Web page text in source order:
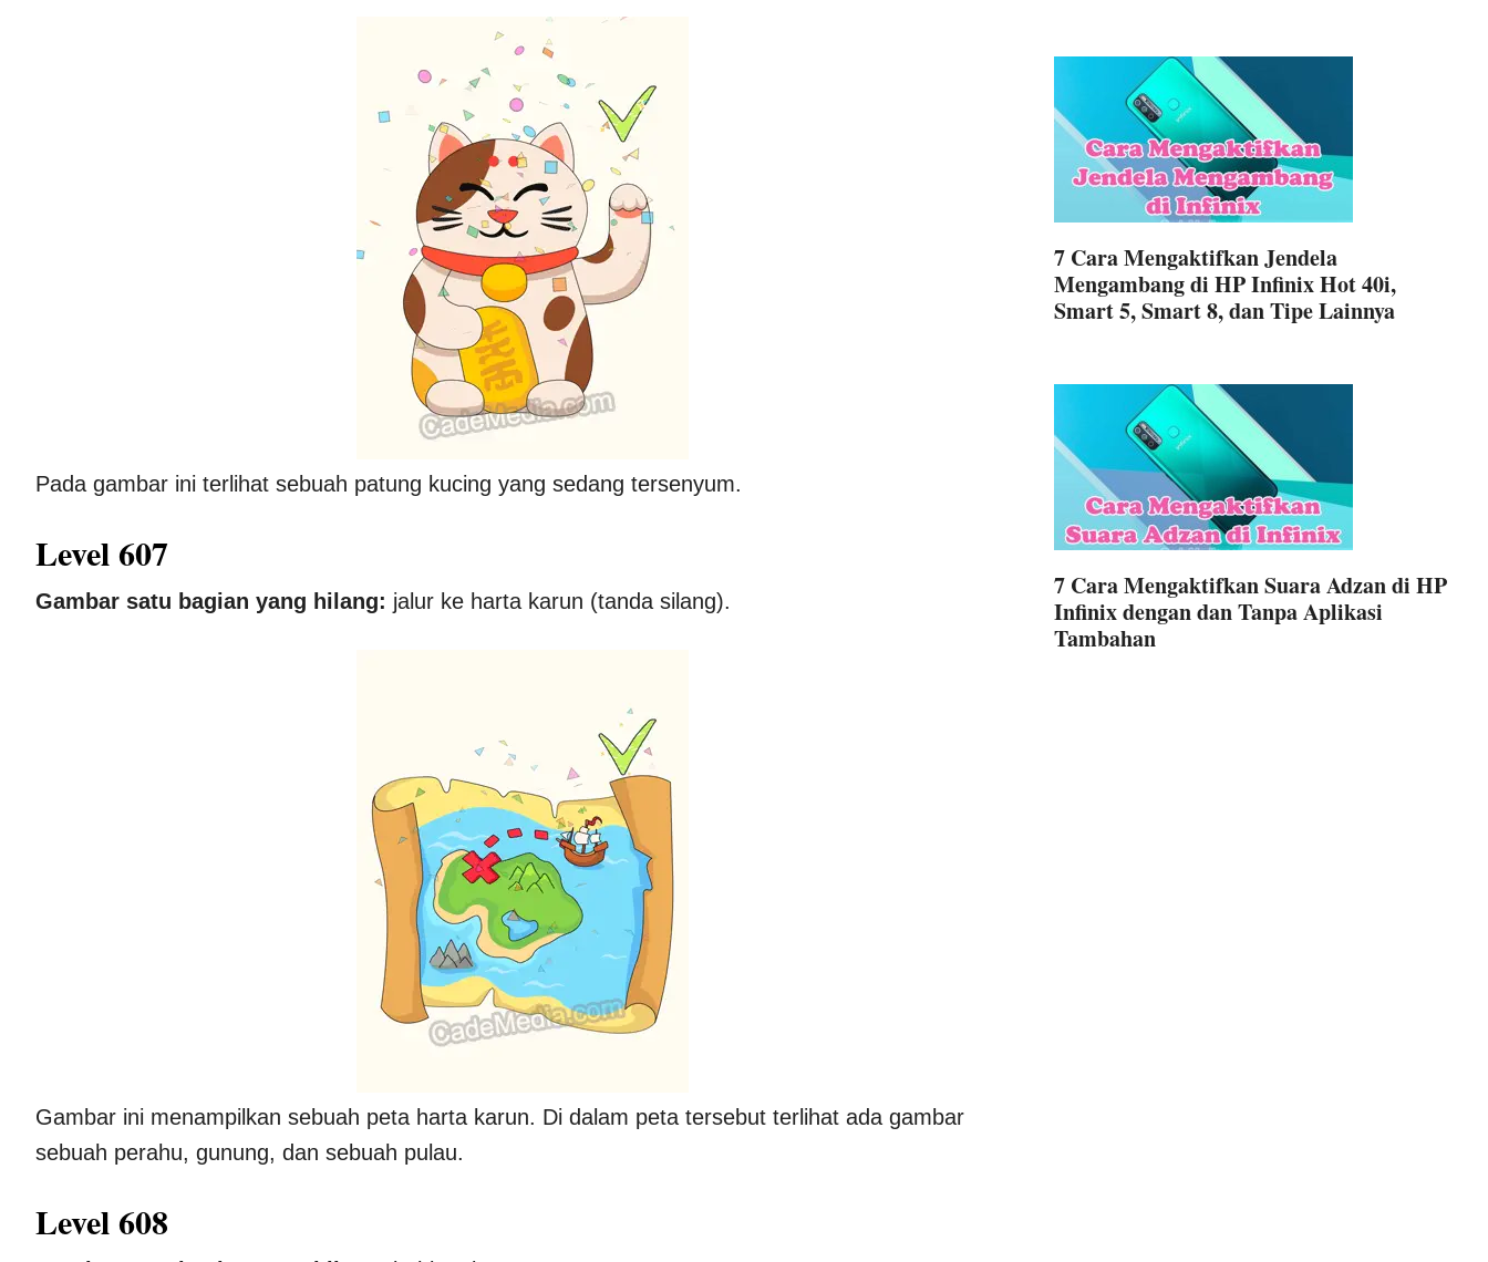
Pada gambar ini terlihat sebuah patung kucing yang sedang tersenyum.
Level 607
Gambar satu bagian yang hilang: jalur ke harta karun (tanda silang).
Gambar ini menampilkan sebuah peta harta karun. Di dalam peta tersebut terlihat ada gambar
sebuah perahu, gunung, dan sebuah pulau.
Level 608
7 Cara Mengaktifkan Jendela
Mengambang di HP Infinix Hot 40i,
Smart 5, Smart 8, dan Tipe Lainnya
7 Cara Mengaktifkan Suara Adzan di HP
Infinix dengan dan Tanpa Aplikasi
Tambahan